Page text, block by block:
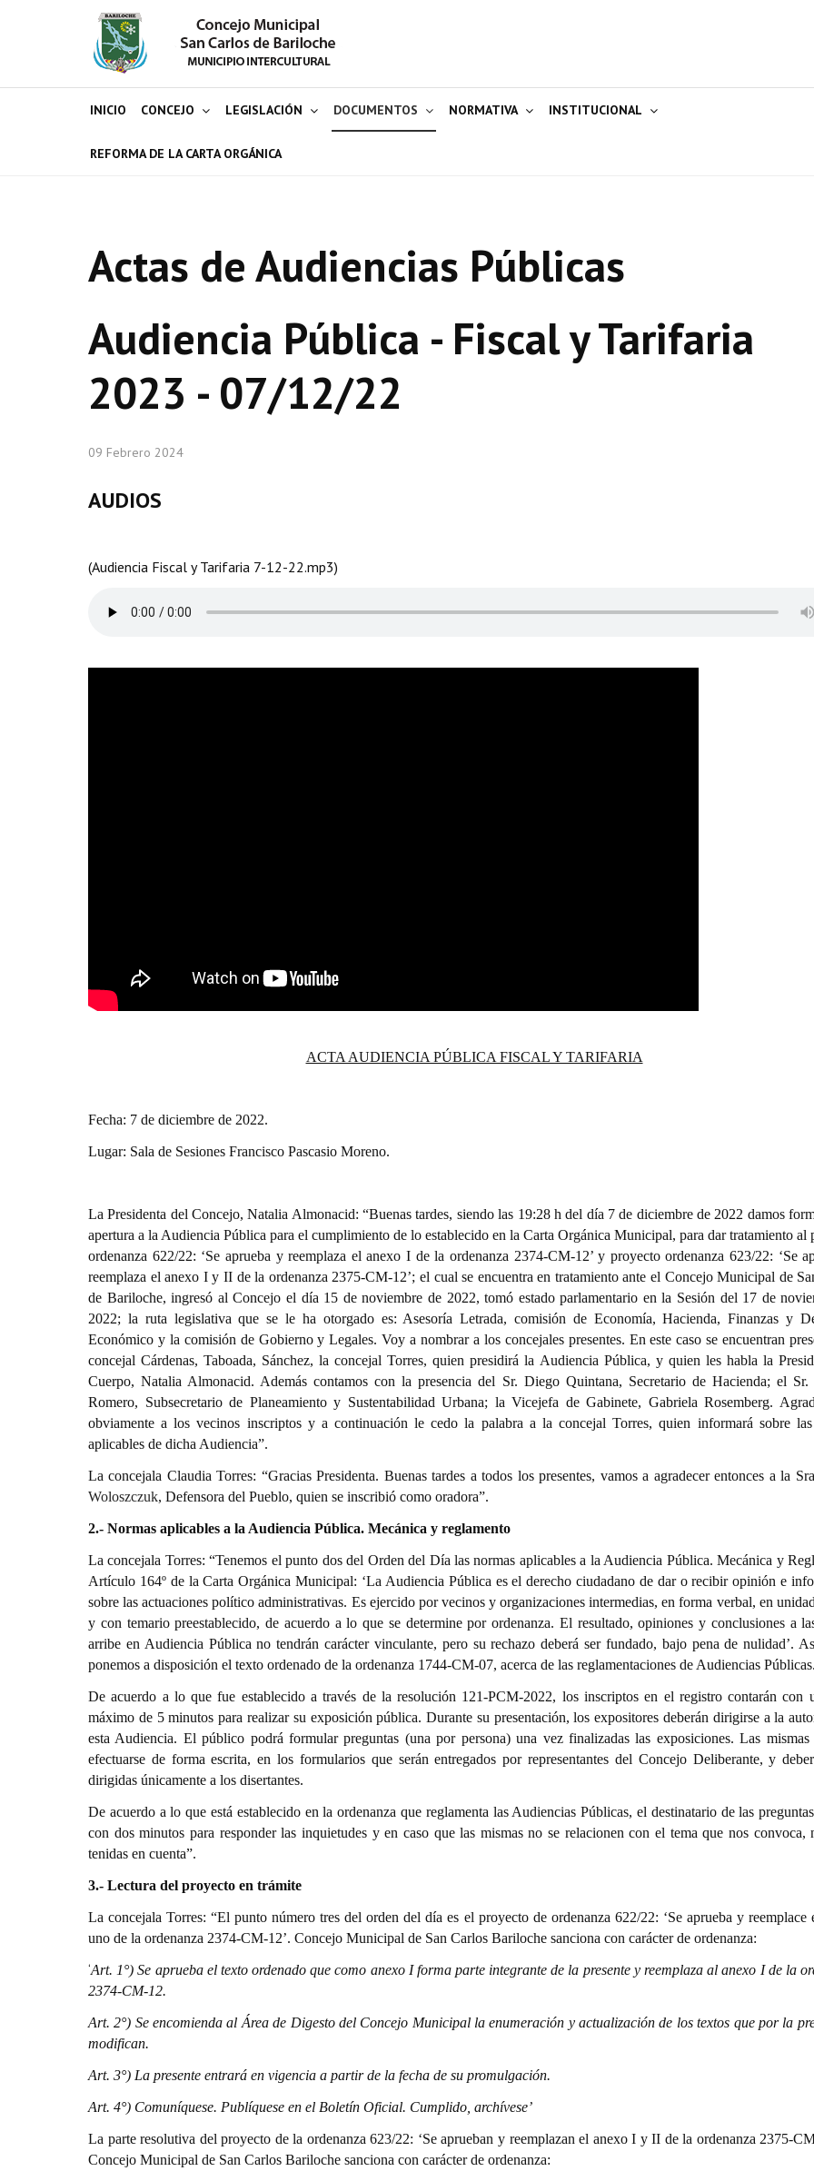
INICIO CONCEJO LEGISLACIÓN DOCUMENTOS NORMATIVA INSTITUCIONAL
REFORMA DE LA CARTA ORGÁNICA
Actas de Audiencias Públicas
Audiencia Pública - Fiscal y Tarifaria
2023 - 07/12/22
09 Febrero 2024
AUDIOS
(Audiencia Fiscal y Tarifaria 7-12-22.mp3)
ACTA AUDIENCIA PÚBLICA FISCAL Y TARIFARIA
Fecha: 7 de diciembre de 2022.
Lugar: Sala de Sesiones Francisco Pascasio Moreno.
La Presidenta del Concejo, Natalia Almonacid: “Buenas tardes, siendo las 19:28 h del día 7 de diciembre de 2022 damos
apertura a la Audiencia Pública para el cumplimiento de lo establecido en la Carta Orgánica Municipal, para dar tratamiento al
ordenanza 622/22: ‘Se aprueba y reemplaza el anexo I de la ordenanza 2374-CM-12’ y proyecto ordenanza 623/22: ‘Se
reemplaza el anexo I y II de la ordenanza 2375-CM-12’; el cual se encuentra en tratamiento ante el Concejo Municipal de
de Bariloche, ingresó al Concejo el día 15 de noviembre de 2022, tomó estado parlamentario en la Sesión del 17 de
2022; la ruta legislativa que se le ha otorgado es: Asesoría Letrada, comisión de Economía, Hacienda, Finanzas y
Económico y la comisión de Gobierno y Legales. Voy a nombrar a los concejales presentes. En este caso se encuentran
concejal Cárdenas, Taboada, Sánchez, la concejal Torres, quien presidirá la Audiencia Pública, y quien les habla la
Cuerpo, Natalia Almonacid. Además contamos con la presencia del Sr. Diego Quintana, Secretario de Hacienda; el Sr.
Romero, Subsecretario de Planeamiento y Sustentabilidad Urbana; la Vicejefa de Gabinete, Gabriela Rosemberg.
obviamente a los vecinos inscriptos y a continuación le cedo la palabra a la concejal Torres, quien informará sobre las
aplicables de dicha Audiencia”.
La concejala Claudia Torres: “Gracias Presidenta. Buenas tardes a todos los presentes, vamos a agradecer entonces a la
Woloszczuk, Defensora del Pueblo, quien se inscribió como oradora”.
2.- Normas aplicables a la Audiencia Pública. Mecánica y reglamento
La concejala Torres: “Tenemos el punto dos del Orden del Día las normas aplicables a la Audiencia Pública. Mecánica y
Artículo 164º de la Carta Orgánica Municipal: ‘La Audiencia Pública es el derecho ciudadano de dar o recibir opinión e
sobre las actuaciones político administrativas. Es ejercido por vecinos y organizaciones intermedias, en forma verbal, en
y con temario preestablecido, de acuerdo a lo que se determine por ordenanza. El resultado, opiniones y conclusiones a
arribe en Audiencia Pública no tendrán carácter vinculante, pero su rechazo deberá ser fundado, bajo pena de nulidad’.
ponemos a disposición el texto ordenado de la ordenanza 1744-CM-07, acerca de las reglamentaciones de Audiencias Públicas.
De acuerdo a lo que fue establecido a través de la resolución 121-PCM-2022, los inscriptos en el registro contarán con
máximo de 5 minutos para realizar su exposición pública. Durante su presentación, los expositores deberán dirigirse a la
esta Audiencia. El público podrá formular preguntas (una por persona) una vez finalizadas las exposiciones. Las mismas
efectuarse de forma escrita, en los formularios que serán entregados por representantes del Concejo Deliberante, y
dirigidas únicamente a los disertantes.
De acuerdo a lo que está establecido en la ordenanza que reglamenta las Audiencias Públicas, el destinatario de las
con dos minutos para responder las inquietudes y en caso que las mismas no se relacionen con el tema que nos convoca,
tenidas en cuenta”.
3.- Lectura del proyecto en trámite
La concejala Torres: “El punto número tres del orden del día es el proyecto de ordenanza 622/22: ‘Se aprueba y reemplace
uno de la ordenanza 2374-CM-12’. Concejo Municipal de San Carlos Bariloche sanciona con carácter de ordenanza:
‘Art. 1°) Se aprueba el texto ordenado que como anexo I forma parte integrante de la presente y reemplaza al anexo I de la
2374-CM-12.
Art. 2°) Se encomienda al Área de Digesto del Concejo Municipal la enumeración y actualización de los textos que por la
modifican.
Art. 3°) La presente entrará en vigencia a partir de la fecha de su promulgación.
Art. 4°) Comuníquese. Publíquese en el Boletín Oficial. Cumplido, archívese’
La parte resolutiva del proyecto de la ordenanza 623/22: ‘Se aprueban y reemplazan el anexo I y II de la ordenanza 2375-
Concejo Municipal de San Carlos Bariloche sanciona con carácter de ordenanza: